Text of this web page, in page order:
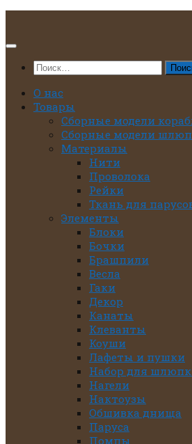
содержимому
Найти:
О нас
Товары
Сборные модели
Сборные модели
Материалы
Нити
Проволока
Рейки
Ткань для
Элементы
Блоки
Бочки
Брашпили
Весла
Гаки
Декор
Канаты
Клеванты
Коуши
Лафеты и пушки
Набор для
Нагели
Нактоузы
Обшивка днища
Паруса
Помпы